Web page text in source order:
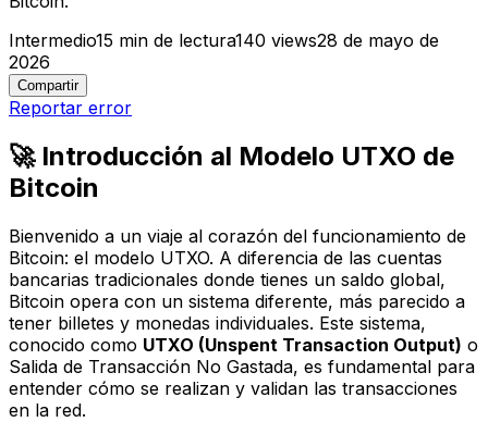
Intermedio15 min de lectura140 views28 de mayo de
2026
Compartir
Reportar error
🚀 Introducción al Modelo UTXO de
Bitcoin
Bienvenido a un viaje al corazón del funcionamiento de
Bitcoin: el modelo UTXO. A diferencia de las cuentas
bancarias tradicionales donde tienes un saldo global,
Bitcoin opera con un sistema diferente, más parecido a
tener billetes y monedas individuales. Este sistema,
conocido como UTXO (Unspent Transaction Output) o
Salida de Transacción No Gastada, es fundamental para
entender cómo se realizan y validan las transacciones
en la red.